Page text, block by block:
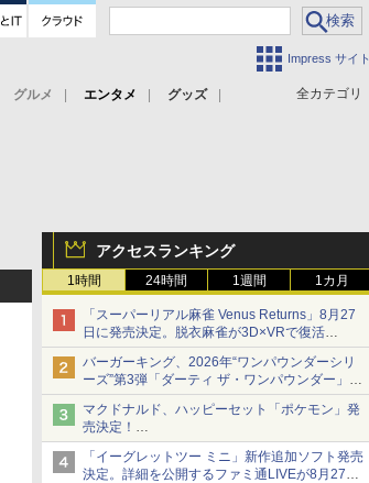
Impress サイト
全カテゴリ
グルメ エンタメ
グッズ
アクセスランキング
1時間 24時間 1週間 1カ月
「スーパーリアル麻雀 Venus Returns」8月27
日に発売決定。脱衣麻雀が3D×VRで復活
発売から2週間は20%オフになるセールが実施
バーガーキング、2026年“ワンパウンダーシリ
ーズ”第3弾「ダーティ ザ・ワンパウンダー」を
8月7日発売
「特製ガーリックマヨソース」を使用した超大
型チーズバーガー
マクドナルド、ハッピーセット「ポケモン」発
売決定！
ポケモン30周年記念で30匹が大集合
「イーグレットツー ミニ」新作追加ソフト発売
決定。詳細を公開するファミ通LIVEが8月27日